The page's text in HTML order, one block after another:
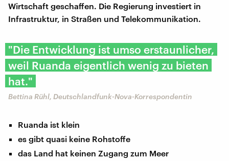
Wirtschaft geschaffen. Die Regierung investiert in
Infrastruktur, in Straßen und Telekommunikation.
"Die Entwicklung ist umso erstaunlicher,
weil Ruanda eigentlich wenig zu bieten
hat."
Bettina Rühl, Deutschlandfunk-Nova-Korrespondentin
Ruanda ist klein
es gibt quasi keine Rohstoffe
das Land hat keinen Zugang zum Meer